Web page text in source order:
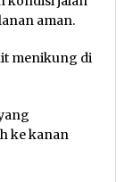
aman.
menikung di
ke kanan